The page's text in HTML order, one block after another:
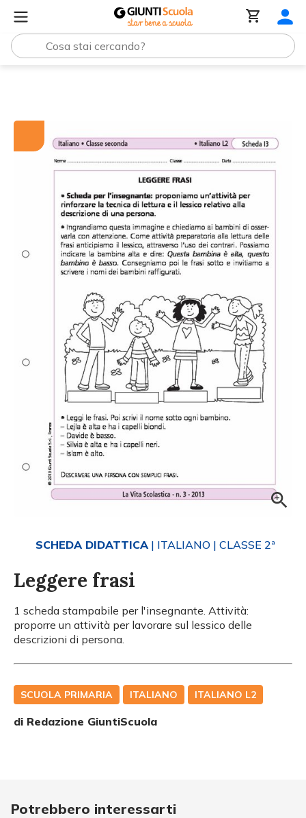
SCHEDA DIDATTICA | ITALIANO | CLASSE 2ª
Leggere frasi
1 scheda stampabile per l'insegnante. Attività:
proporre un attività per lavorare sul lessico delle
descrizioni di persona.
SCUOLA PRIMARIA ITALIANO ITALIANO L2
di Redazione GiuntiScuola
Potrebbero interessarti